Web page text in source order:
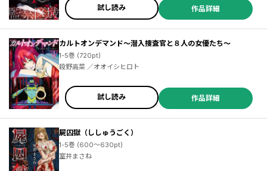
試し読み 作品詳細
カルトオンデマンド～潜入捜査官と８人の女優たち～
1-5巻 (720pt)
殺野高菜 ／オオイシヒロト
試し読み 作品詳細
屍囚獄（ししゅうごく）
1-5巻 (600～630pt)
室井まさね